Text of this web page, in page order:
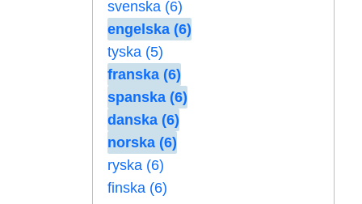
svenska (6)
engelska (6)
tyska (5)
franska (6)
spanska (6)
danska (6)
norska (6)
ryska (6)
finska (6)